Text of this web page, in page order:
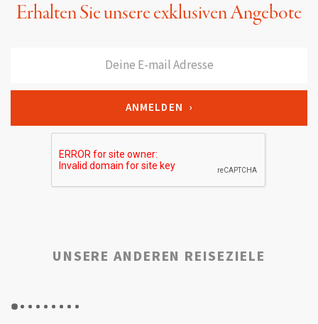
Erhalten Sie unsere exklusiven Angebote
UNSERE ANDEREN REISEZIELE